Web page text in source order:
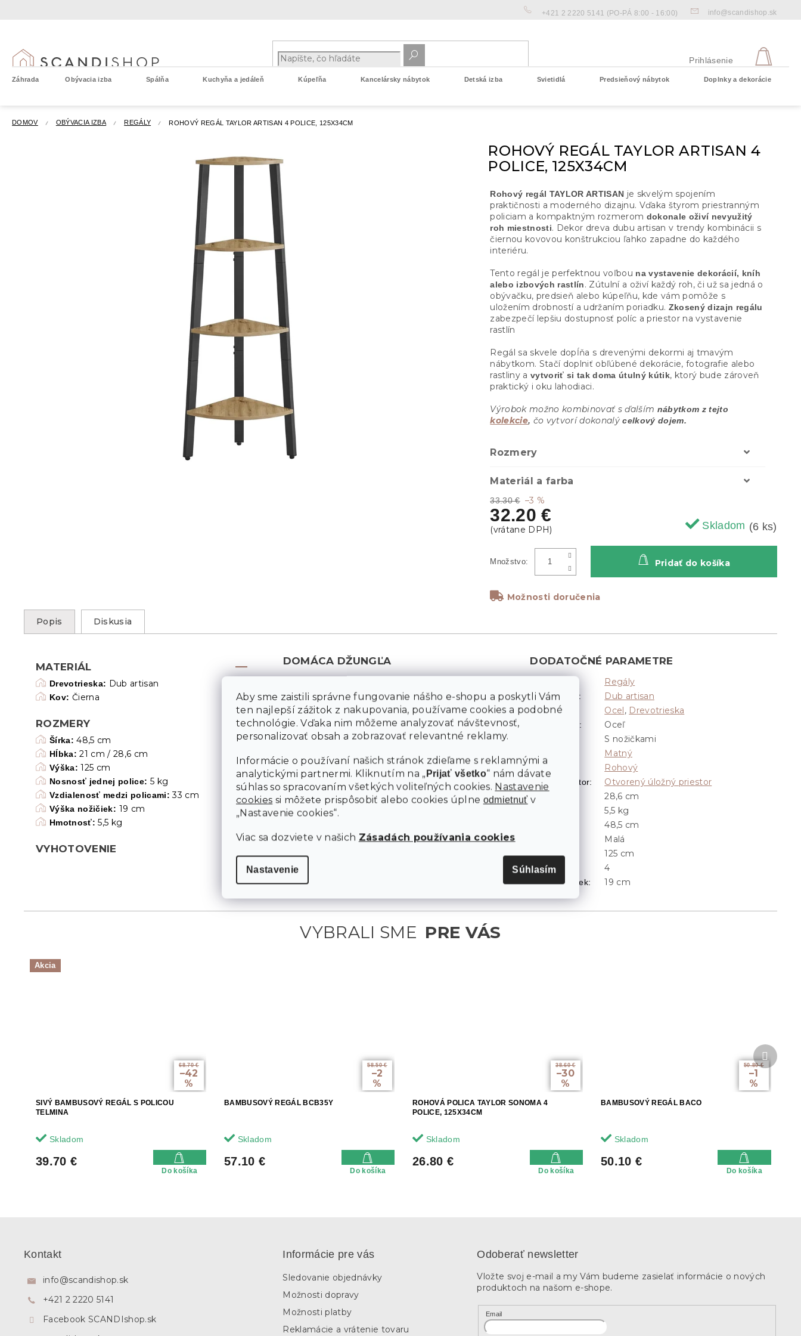
Aby sme zaistili správne fungovanie nášho e-shopu a poskytli Vám
ten najlepší zážitok z nakupovania, používame cookies a podobné
technológie. Vďaka nim môžeme analyzovať návštevnosť,
personalizovať obsah a zobrazovať relevantné reklamy.
Informácie o používaní našich stránok zdieľame s reklamnými a
analytickými partnermi. Kliknutím na „Prijať všetko“ nám dávate
súhlas so spracovaním všetkých voliteľných cookies. Nastavenie
cookies si môžete prispôsobiť alebo cookies úplne odmietnuť v
„Nastavenie cookies“.
Viac sa dozviete v našich Zásadách používania cookies
Nastavenie Súhlasím
+421 2 2220 5141 (PO-PÁ 8:00 - 16:00) info@scandishop.sk
Prihlásenie
Záhrada Obývacia izba Spálňa Kuchyňa a jedáleň Kúpeľňa Kancelársky nábytok Detská izba Svietidlá Predsieňový nábytok Doplnky a dekorácie
DOMOV OBÝVACIA IZBA REGÁLY ROHOVÝ REGÁL TAYLOR ARTISAN 4 POLICE, 125X34CM
ROHOVÝ REGÁL TAYLOR ARTISAN 4
POLICE, 125X34CM
33.30 € –3 %
32.20 €
Skladom (6 ks)
Možnosti doručenia
Pridať do košíka
Rohový regál TAYLOR ARTISAN je skvelým spojením
praktičnosti a moderného dizajnu. Vďaka štyrom priestranným
policiam a kompaktným rozmerom dokonale oživí nevyužitý
roh miestnosti. Dekor dreva dubu artisan v trendy kombinácii s
čiernou kovovou konštrukciou ľahko zapadne do každého
interiéru.
Tento regál je perfektnou voľbou na vystavenie dekorácií, kníh
alebo izbových rastlín. Zútulní a oživí každý roh, či už sa jedná o
obývačku, predsieň alebo kúpeľňu, kde vám pomôže s
uložením drobností a udržaním poriadku. Zkosený dizajn regálu
zabezpečí lepšiu dostupnosť políc a priestor na vystavenie
rastlín
Regál sa skvele dopĺňa s drevenými dekormi aj tmavým
nábytkom. Stačí doplniť obľúbené dekorácie, fotografie alebo
rastliny avytvoriť si tak doma útulný kútik, ktorý bude zároveň
praktický i oku lahodiaci.
Výrobok možno kombinovať s ďalším nábytkom z tejto
kolekcie, čo vytvorí dokonalýcelkový dojem.
Rozmery
Materiál a farba
Akcia
68.70 €
–42
%
SIVÝ BAMBUSOVÝ REGÁL S POLICOU
TELMINA
Skladom
39.70 €
Do košíka
58.50 €
–2
%
BAMBUSOVÝ REGÁL BCB35Y
Skladom
57.10 €
Do košíka
38.60 €
–30
%
ROHOVÁ POLICA TAYLOR SONOMA 4
POLICE, 125X34CM
Skladom
26.80 €
Do košíka
50.80 €
–1
%
BAMBUSOVÝ REGÁL BACO
Skladom
50.10 €
Do košíka
Ďalší
produkt
Popis Diskusia
MATERIÁL
Drevotrieska: Dub artisan
Kov: Čierna
ROZMERY
Šírka: 48,5 cm
Hĺbka: 21 cm / 28,6 cm
Výška: 125 cm
Nosnosť jednej police: 5 kg
Vzdialenosť medzi policami: 33 cm
Výška nožičiek: 19 cm
Hmotnosť: 5,5 kg
VYHOTOVENIE
DOMÁCA DŽUNGĽA
do domova kúsok prírody a vytvoriť si vlastnú domácu
džungľu. Pomáhajú zlepšovať kvalitu vzduchu,
regulujú vlhkosť a dokonca môžu znížiť hladinu hluku.
Prítomnosť zelene v interiéri má preukázané
zvyšuje pohodu a podporuje produktivitu. Tým, že
obklopíte svoj domov rastlinami, vytvoríte zdravšie,
príjemnejšie a krajšie prostredie. Vaša domáca
džungľa sa stane oázou pokoja a pohody, kde môžete
relaxovať a načerpať novú energiu.
DODATOČNÉ PARAMETRE
Regály
Dekor dreva : Dub artisan
Materiál: Ocel, Drevotrieska
: Oceľ
S nožičkami
Matný
Rohový
Úložný priestor: Otvorený úložný priestor
Hĺbka 28,6 cm
5,5 kg
48,5 cm
Malá
Výška: 125 cm
Počet políc 4
Výška nožičiek: 19 cm
Kontakt
info@scandishop.sk
+421 2 2220 5141
Facebook SCANDIshop.sk
Informácie pre vás
Sledovanie objednávky
Možnosti dopravy
Možnosti platby
Reklamácie a vrátenie tovaru
Odoberať newsletter
Vložte svoj e-mail a my Vám budeme zasielať informácie o nových
produktoch na našom e-shope.
Email